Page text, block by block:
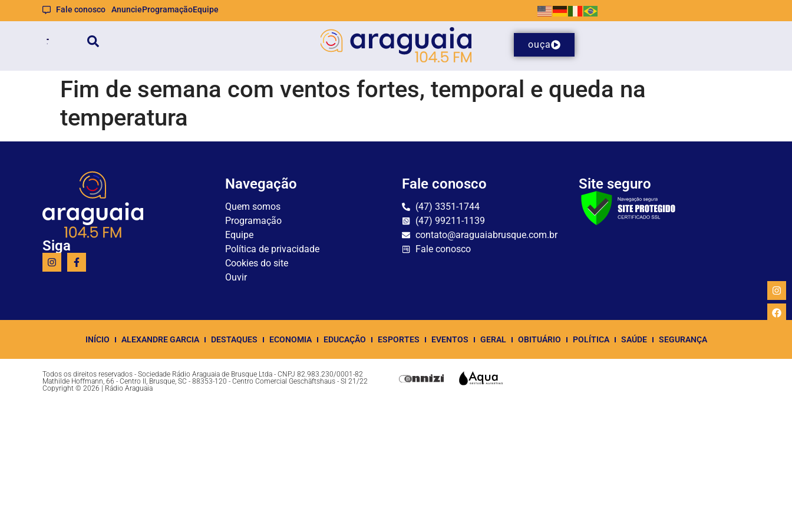
Fale conosco AnuncieProgramaçãoEquipe
ouça
Fim de semana com ventos fortes, temporal e queda na
temperatura
Siga
Navegação
Quem somos
Programação
Equipe
Política de privacidade
Cookies do site
Ouvir
Fale conosco
(47) 3351-1744
(47) 99211-1139
contato@araguaiabrusque.com.br
Fale conosco
Site seguro
INÍCIO ALEXANDRE GARCIA DESTAQUES ECONOMIA EDUCAÇÃO ESPORTES EVENTOS GERAL OBITUÁRIO POLÍTICA SAÚDE SEGURANÇA
Todos os direitos reservados - Sociedade Rádio Araguaia de Brusque Ltda - CNPJ 82.983.230/0001-82
Mathilde Hoffmann, 66 - Centro II, Brusque, SC - 88353-120 - Centro Comercial Geschäftshaus - Sl 21/22
Copyright © 2026 | Rádio Araguaia